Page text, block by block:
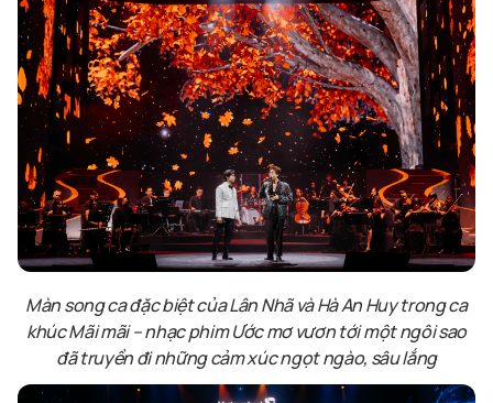
Màn song ca đặc biệt của Lân Nhã và Hà An Huy trong ca
khúc Mãi mãi – nhạc phim Ước mơ vươn tới một ngôi sao
đã truyền đi những cảm xúc ngọt ngào, sâu lắng